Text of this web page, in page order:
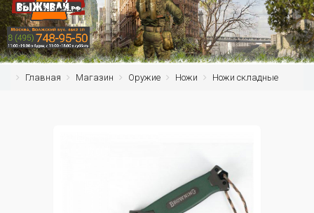
Главная Магазин Оружие Ножи Ножи складные